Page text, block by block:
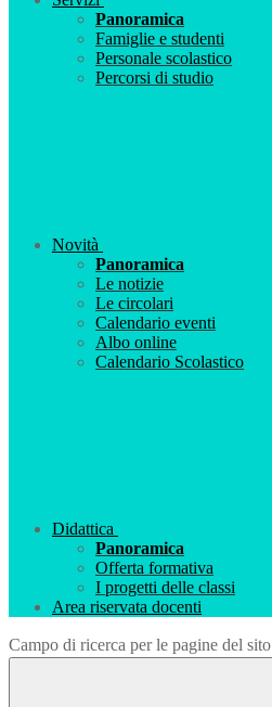
Panoramica
Famiglie e studenti
Personale scolastico
Percorsi di studio
Novità
Panoramica
Le notizie
Le circolari
Calendario eventi
Albo online
Calendario Scolastico
Didattica
Panoramica
Offerta formativa
I progetti delle classi
Area riservata docenti
Campo di ricerca per le pagine del sito